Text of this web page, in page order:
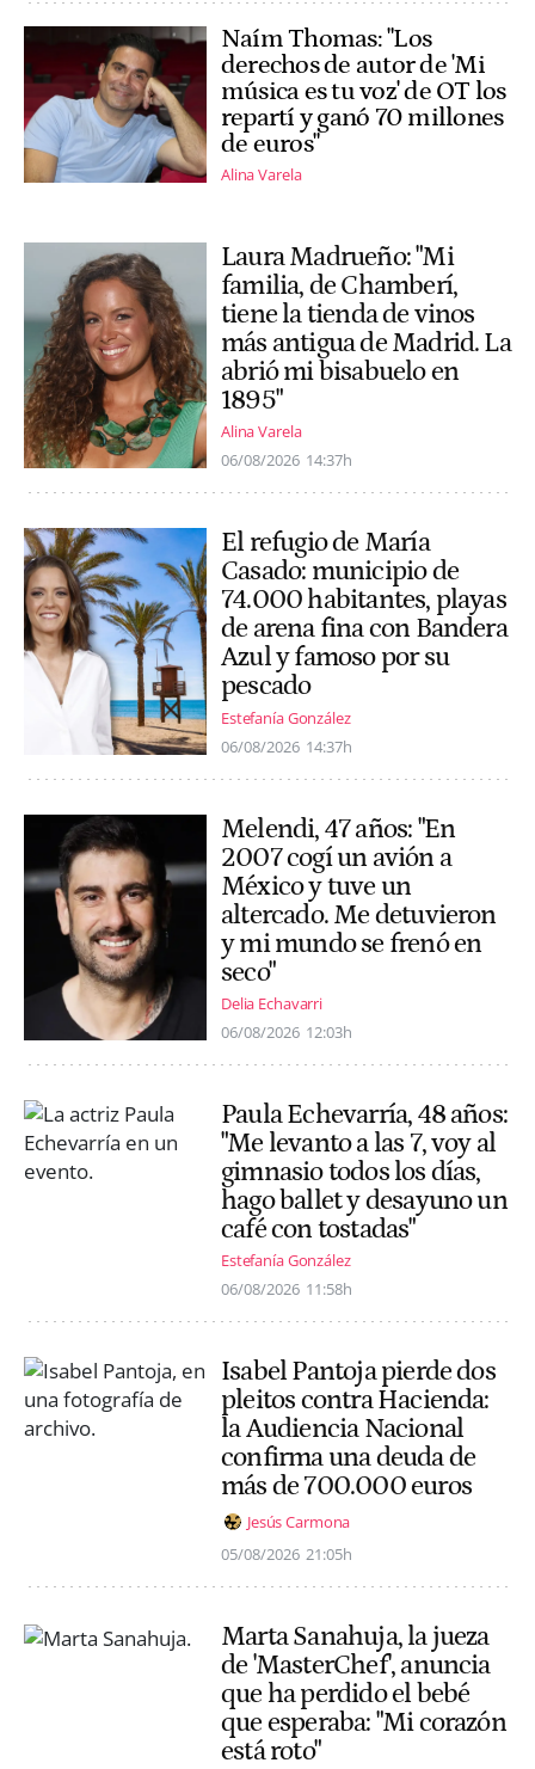
Naím Thomas: "Los
derechos de autor de 'Mi
música es tu voz' de OT los
repartí y ganó 70 millones
de euros"
Alina Varela
Laura Madrueño: "Mi
familia, de Chamberí,
tiene la tienda de vinos
más antigua de Madrid. La
abrió mi bisabuelo en
1895"
Alina Varela
06/08/2026 14:37h
El refugio de María
Casado: municipio de
74.000 habitantes, playas
de arena fina con Bandera
Azul y famoso por su
pescado
Estefanía González
06/08/2026 14:37h
Melendi, 47 años: "En
2007 cogí un avión a
México y tuve un
altercado. Me detuvieron
y mi mundo se frenó en
seco"
Delia Echavarri
06/08/2026 12:03h
Paula Echevarría, 48 años:
"Me levanto a las 7, voy al
gimnasio todos los días,
hago ballet y desayuno un
café con tostadas"
Estefanía González
06/08/2026 11:58h
Isabel Pantoja pierde dos
pleitos contra Hacienda:
la Audiencia Nacional
confirma una deuda de
más de 700.000 euros
Jesús Carmona
05/08/2026 21:05h
Marta Sanahuja, la jueza
de 'MasterChef', anuncia
que ha perdido el bebé
que esperaba: "Mi corazón
está roto"